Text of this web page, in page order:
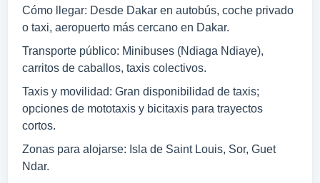
Cómo llegar: Desde Dakar en autobús, coche privado
o taxi, aeropuerto más cercano en Dakar.
Transporte público: Minibuses (Ndiaga Ndiaye),
carritos de caballos, taxis colectivos.
Taxis y movilidad: Gran disponibilidad de taxis;
opciones de mototaxis y bicitaxis para trayectos
cortos.
Zonas para alojarse: Isla de Saint Louis, Sor, Guet
Ndar.